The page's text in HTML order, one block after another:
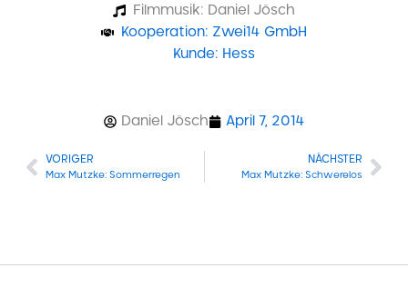
Filmmusik: Daniel Jösch
Kooperation: Zwei14 GmbH
Kunde: Hess
Daniel Jösch April 7, 2014
Zurück
VORIGER
Max Mutzke: Sommerregen
NÄCHSTER
Max Mutzke: Schwerelos